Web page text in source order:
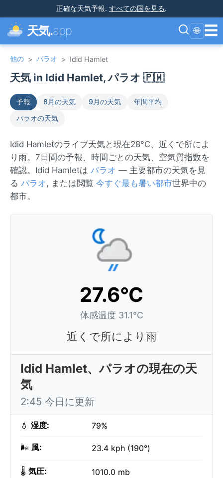
正確な天気予報. すべての国を見る.
天気.app 🌐 ☰
他の > パラオ > Idid Hamlet
天気 in Idid Hamlet, パラオ 🇵🇼
予報 8月の天気 9月の天気
年間平均
パラオの天気
Idid Hamletのライブ天気と現在28°C、近くで所によ
り雨。7日間の予報、時間ごとの天気、空気質指数を
確認。Idid Hamletは パラオ — 主要都市の天気を見
る パラオ, または閲覧 今すぐ最も暑い都市世界中の
都市。
27.6°C
体感温度 31.1°C
近くで所により雨
Idid Hamlet、パラオの現在の天
気
2:45 今日に更新
💧 湿度: 79%
🌬️ 風: 23.4 kph (190°)
🌡️ 気圧: 1010.0 mb